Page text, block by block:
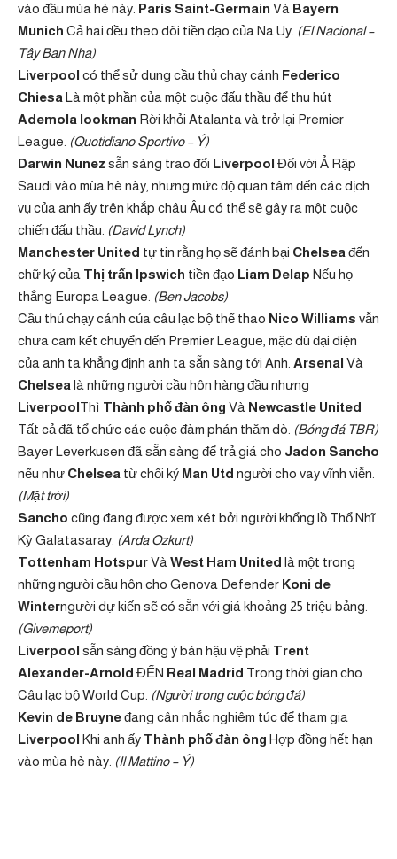
vào đầu mùa hè này. Paris Saint-Germain Và Bayern
Munich Cả hai đều theo dõi tiền đạo của Na Uy. (El Nacional –
Tây Ban Nha)
Liverpool có thể sử dụng cầu thủ chạy cánh Federico
Chiesa Là một phần của một cuộc đấu thầu để thu hút
Ademola lookman Rời khỏi Atalanta và trở lại Premier
League. (Quotidiano Sportivo – Ý)
Darwin Nunez sẵn sàng trao đổi Liverpool Đối với Ả Rập
Saudi vào mùa hè này, nhưng mức độ quan tâm đến các dịch
vụ của anh ấy trên khắp châu Âu có thể sẽ gây ra một cuộc
chiến đấu thầu. (David Lynch)
Manchester United tự tin rằng họ sẽ đánh bại Chelsea đến
chữ ký của Thị trấn Ipswich tiền đạo Liam Delap Nếu họ
thắng Europa League. (Ben Jacobs)
Cầu thủ chạy cánh của câu lạc bộ thể thao Nico Williams vẫn
chưa cam kết chuyển đến Premier League, mặc dù đại diện
của anh ta khẳng định anh ta sẵn sàng tới Anh. Arsenal Và
Chelsea là những người cầu hôn hàng đầu nhưng
LiverpoolThì Thành phố đàn ông Và Newcastle United
Tất cả đã tổ chức các cuộc đàm phán thăm dò. (Bóng đá TBR)
Bayer Leverkusen đã sẵn sàng để trả giá cho Jadon Sancho
nếu như Chelsea từ chối ký Man Utd người cho vay vĩnh viễn.
(Mặt trời)
Sancho cũng đang được xem xét bởi người khổng lồ Thổ Nhĩ
Kỳ Galatasaray. (Arda Ozkurt)
Tottenham HotspurVà West Ham United là một trong
những người cầu hôn cho Genova Defender Koni de
Winterngười dự kiến ​​sẽ có sẵn với giá khoảng 25 triệu bảng.
(Givemeport)
Liverpool sẵn sàng đồng ý bán hậu vệ phải Trent
Alexander-Arnold ĐẾN Real Madrid Trong thời gian cho
Câu lạc bộ World Cup. (Người trong cuộc bóng đá)
Kevin de Bruyneđang cân nhắc nghiêm túc để tham gia
Liverpool Khi anh ấy Thành phố đàn ông Hợp đồng hết hạn
vào mùa hè này. (Il Mattino – Ý)